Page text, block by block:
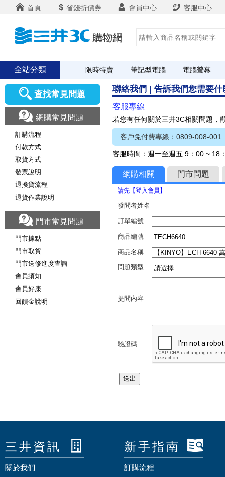
首頁 省錢折價券 會員中心 客服中心
全站分類 限時特賣 筆記型電腦 電腦螢幕
聯絡我們 | 告訴我們您需要什
客服專線
若您有任何關於三井3C相關問題，
客戶免付費專線：0809-008-001
客服時間：週一至週五 9：00 ~ 18
網購相關 門市問題
請先【登入會員】
發問者姓名
訂單編號
商品編號
商品名稱
問題類型
提問內容
驗證碼
查找常見問題
網購常見問題
訂購流程
付款方式
取貨方式
發票說明
退換貨流程
退貨作業說明
門市常見問題
門市據點
門市取貨
門市送修進度查詢
會員須知
會員好康
回饋金說明
三井資訊
關於我們
新手指南
訂購流程